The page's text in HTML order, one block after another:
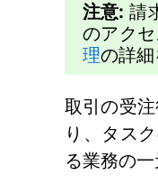
注意: 請
のアク
理の詳細
取引の受
り、タス
る業務の一